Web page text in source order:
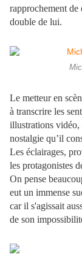
rapprochement
double de lui.
Le metteur en
à transcrire les
illustrations vidéo,
nostalgie qu’il
Les éclairages,
les protagonistes
On pense
eut un immense
car il s'agissait
de son